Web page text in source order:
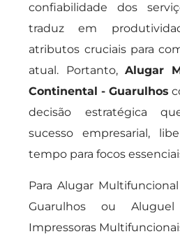
confiabilidade dos
traduz em
atributos cruciais para
atual. Portanto, Alugar
Continental - Guarulhos
decisão estratégica
sucesso empresarial,
tempo para focos
Para Alugar
Guarulhos ou
Impressoras